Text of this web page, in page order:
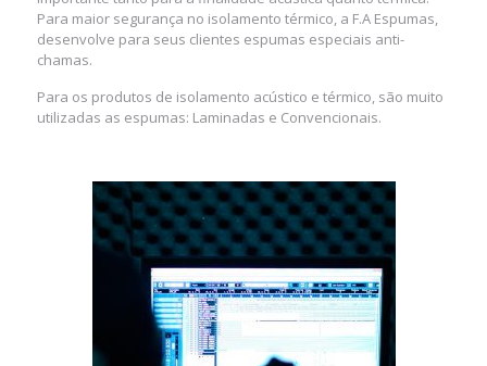
Para maior segurança no isolamento térmico, a F.A Espumas,
desenvolve para seus clientes espumas especiais anti-
chamas.
Para os produtos de isolamento acústico e térmico, são muito
utilizadas as espumas: Laminadas e Convencionais.